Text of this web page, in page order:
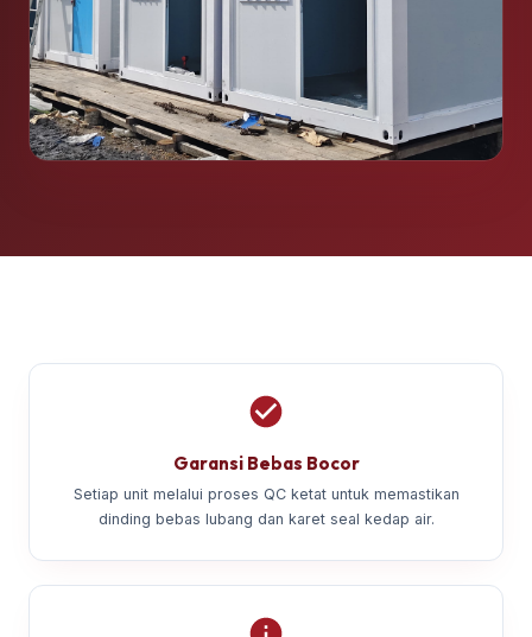
Garansi Bebas Bocor
Setiap unit melalui proses QC ketat untuk memastikan
dinding bebas lubang dan karet seal kedap air.